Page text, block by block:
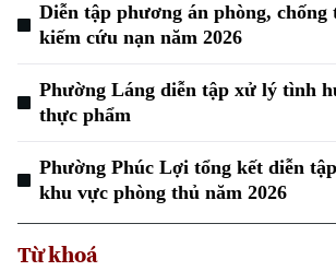
Diễn tập phương án phòng,
kiếm cứu nạn năm 2026
Phường Láng diễn tập xử lý tình
thực phẩm
Phường Phúc Lợi tổng kết diễn
khu vực phòng thủ năm 2026
Từ khoá